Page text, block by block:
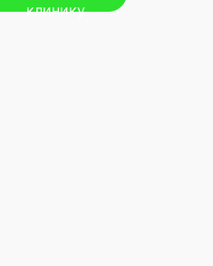
клинику